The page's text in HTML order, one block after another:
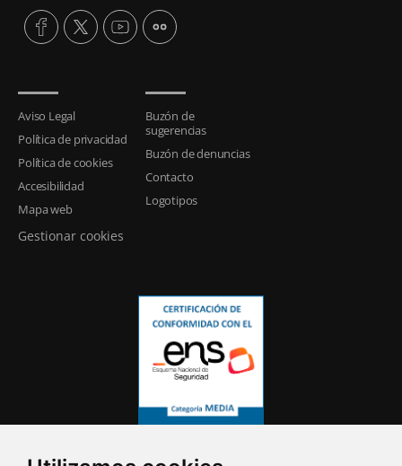
Aviso Legal
Política de privacidad
Política de cookies
Accesibilidad
Mapa web
Gestionar cookies
Buzón de
sugerencias
Buzón de denuncias
Contacto
Logotipos